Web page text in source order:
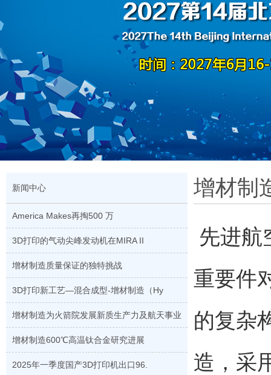
新闻中心
America Makes再掏500 万
3D打印的气动尖峰发动机在MIRA II
增材制造质量保证的独特挑战
3D打印新工艺—混合成型-增材制造（Hy
增材制造为火箭院发展新质生产力及航天事业
增材制造600℃高温钛合金研究进展
2025年一季度国产3D打印机出口96.
增材制
先进航
重要件
的复杂
造，采